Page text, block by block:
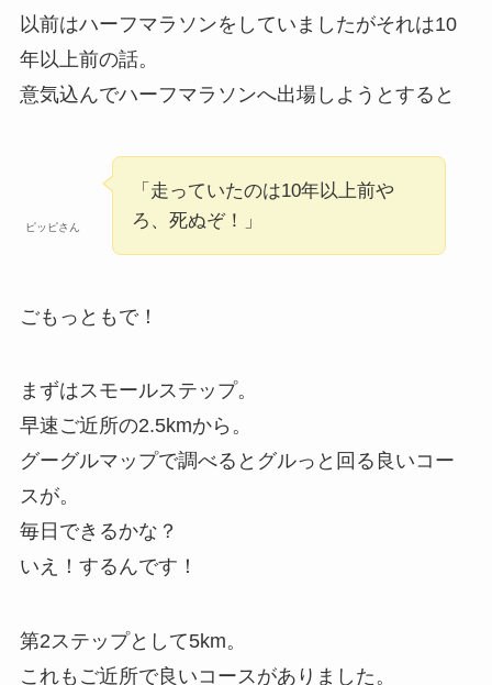
以前はハーフマラソンをしていましたがそれは10
年以上前の話。
意気込んでハーフマラソンへ出場しようとすると
ピッピさん
「走っていたのは10年以上前や
ろ、死ぬぞ！」
ごもっともで！
まずはスモールステップ。
早速ご近所の2.5kmから。
グーグルマップで調べるとグルっと回る良いコー
スが。
毎日できるかな？
いえ！するんです！
第2ステップとして5km。
これもご近所で良いコースがありました。